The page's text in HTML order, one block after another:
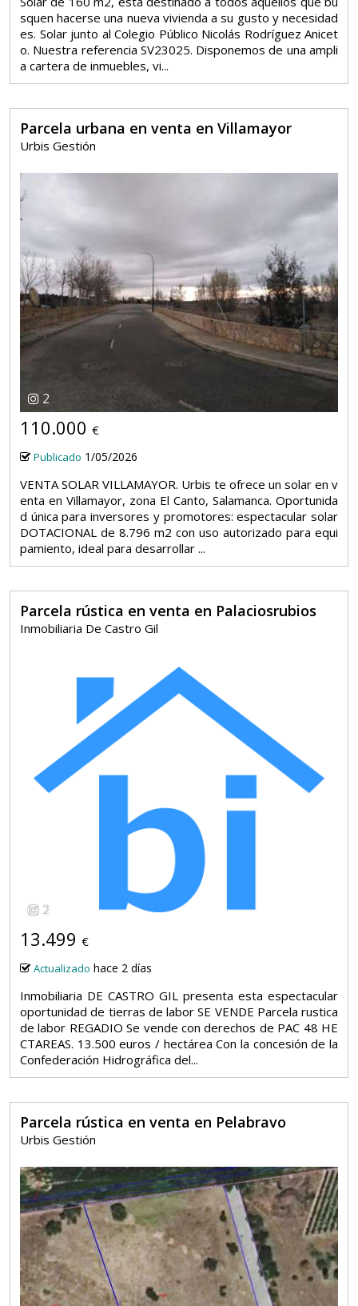
squen hacerse una nueva vivienda a su gusto y necesidad
es. Solar junto al Colegio Público Nicolás Rodríguez Anicet
o. Nuestra referencia SV23025. Disponemos de una ampli
a cartera de inmuebles, vi...
Parcela urbana en venta en Villamayor
Urbis Gestión
2
110.000 €
Publicado 1/05/2026
VENTA SOLAR VILLAMAYOR. Urbis te ofrece un solar en v
enta en Villamayor, zona El Canto, Salamanca. Oportunida
d única para inversores y promotores: espectacular solar
DOTACIONAL de 8.796 m2 con uso autorizado para equi
pamiento, ideal para desarrollar ...
Parcela rústica en venta en Palaciosrubios
Inmobiliaria De Castro Gil
2
13.499 €
Actualizado hace 2 días
Inmobiliaria DE CASTRO GIL presenta esta espectacular
oportunidad de tierras de labor SE VENDE Parcela rustica
de labor REGADIO Se vende con derechos de PAC 48 HE
CTAREAS. 13.500 euros / hectárea Con la concesión de la
Confederación Hidrográfica del...
Parcela rústica en venta en Pelabravo
Urbis Gestión